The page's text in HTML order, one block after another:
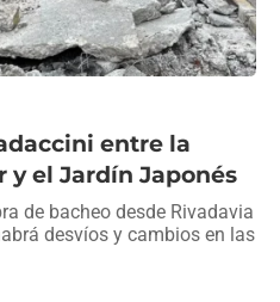
entre la
y el Jardín Japonés
de bacheo desde Rivadavia
desvíos y cambios en las